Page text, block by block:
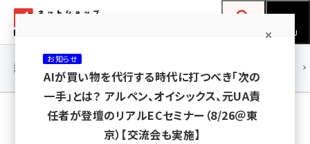
ン
ネットショップ担当者フォーラム
MENU
連載・特集 |
E-Commerce Magazine の記事（人気順）
お知らせ
AIが買い物を代行する時代に打つべき「次の
一手」とは？ アルペン、オイシックス、元UA責
任者が登壇のリアルECセミナー（8/26＠東
京）【交流会も実施】